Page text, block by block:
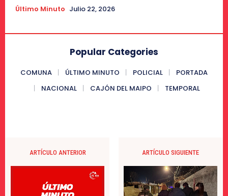
Último Minuto Julio 22, 2026
Popular Categories
COMUNA ÚLTIMO MINUTO POLICIAL
PORTADA
NACIONAL
CAJÓN DEL MAIPO TEMPORAL
ARTÍCULO ANTERIOR ARTÍCULO SIGUIENTE